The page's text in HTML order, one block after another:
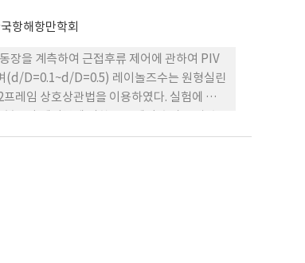
항해항만학회
장을 계측하여 근접후류 제어에 관하여 PIV
(d/D=0.1~d/D=0.5) 레이놀즈수는 원형실린
레임 상호상관법을 이용하였다. 실험에 적